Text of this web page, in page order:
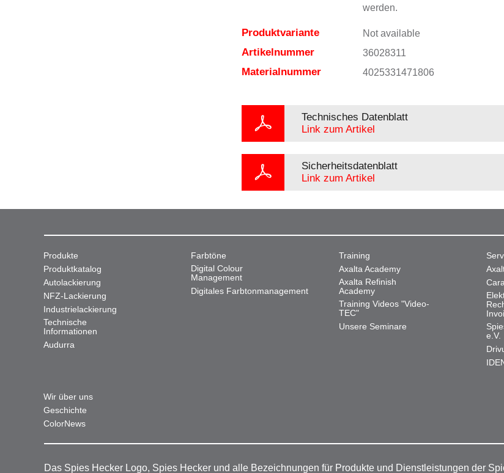
werden.
Produktvariante Not available
Artikelnummer 36028311
Materialnummer 4025331471806
Technisches Datenblatt
Link zum Artikel
Sicherheitsdatenblatt
Link zum Artikel
Produkte
Produktkatalog
Autolackierung
NFZ-Lackierung
Industrielackierung
Technische
Informationen
Audurra
Farbtöne
Digital Colour
Management
Digitales Farbtonmanagement
Training
Axalta Academy
Axalta Refinish
Academy
Training Videos "Video-
TEC"
Unsere Seminare
e.V.
Wir über uns
Geschichte
ColorNews
Das Spies Hecker Logo, Spies Hecker und alle Bezeichnungen für Produkte und Dienstleistungen der